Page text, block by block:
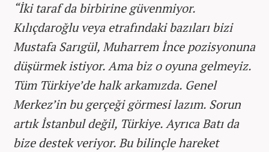
“İki taraf da birbirine güvenmiyor.
Kılıçdaroğlu veya etrafındaki bazıları bizi
Mustafa Sarıgül, Muharrem İnce pozisyonuna
düşürmek istiyor. Ama biz o oyuna gelmeyiz.
Tüm Türkiye’de halk arkamızda. Genel
Merkez’in bu gerçeği görmesi lazım. Sorun
artık İstanbul değil, Türkiye. Ayrıca Batı da
bize destek veriyor. Bu bilinçle hareket